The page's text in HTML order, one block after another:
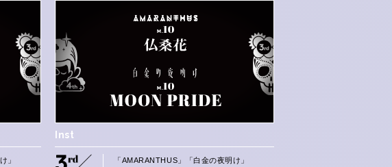
」
Inst
「AMARANTHUS」「白金の夜明け」